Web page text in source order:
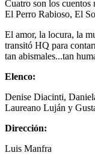
Cuatro son los cuentos
El Perro Rabioso, El
El amor, la locura, la
transitó HQ para
tan abismales...tan
Elenco:
Denise Diacinti,
Laureano Luján y
Dirección:
Luis Manfra